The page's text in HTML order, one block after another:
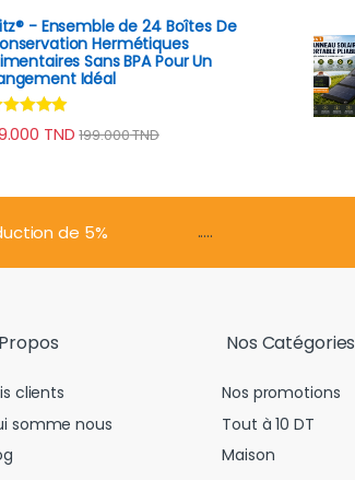
TND
- Ensemble de 24 Boîtes De
Hermétiques
Sans BPA Pour Un
Idéal
4.74
5
TND 199.000TND
de 5% .....
clients
somme nous
Nos Catégories
Nos promotions
Tout à 10 DT
Maison